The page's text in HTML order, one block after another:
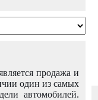
продажа и
один из самых
автомобилей.